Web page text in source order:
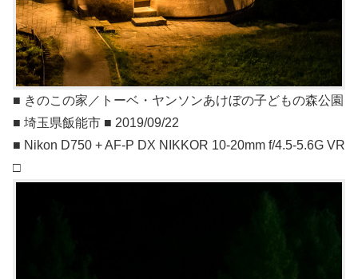
■ きのこの家／トーベ・ヤンソンあけぼの子どもの森公園
■ 埼玉県飯能市 ■ 2019/09/22
■ Nikon D750 + AF-P DX NIKKOR 10-20mm f/4.5-5.6G VR
□